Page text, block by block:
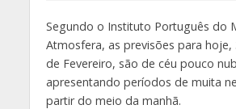
Segundo o Instituto Português do
Atmosfera, as previsões para hoje,
de Fevereiro, são de céu pouco
apresentando períodos de muita
partir do meio da manhã.